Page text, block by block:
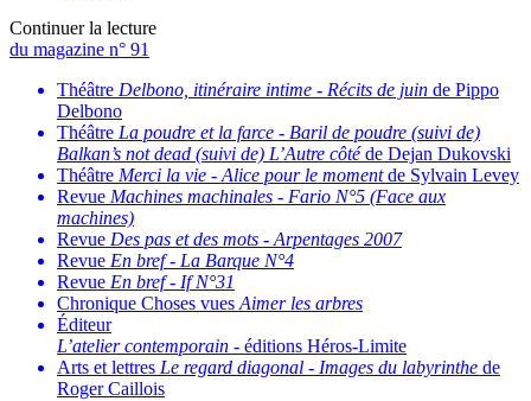
Continuer la lecture
du magazine n° 91
Théâtre Delbono, itinéraire intime - Récits de juin de Pippo
Delbono
Théâtre La poudre et la farce - Baril de poudre (suivi de)
Balkan’s not dead (suivi de) L’Autre côtéde Dejan Dukovski
Théâtre Merci la vie -Alice pour le momentde Sylvain Levey
Revue Machines machinales - Fario N°5 (Face aux
machines)
Revue Des pas et des mots -Arpentages 2007
Revue En bref - La Barque N°4
Revue En bref - If N°31
Chronique Choses vuesAimer les arbres
Éditeur
L’atelier contemporain - éditions Héros-Limite
Arts et lettres Le regard diagonal - Images du labyrinthe de
Roger Caillois